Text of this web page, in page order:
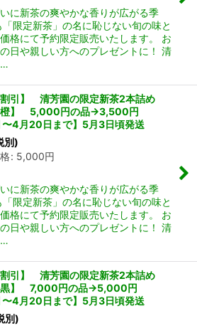
に新茶の爽やかな香りが広がる季
限定新茶」の名に恥じない旬の味と
格にて予約限定販売いたします。 お
日や親しい方へのプレゼントに！ 清
…
割引】 清芳園の限定新茶2本詰め
【橙】 5,000円の品→3,500円
〜4月20日まで】5月3日頃発送
別)
: 5,000円
に新茶の爽やかな香りが広がる季
限定新茶」の名に恥じない旬の味と
格にて予約限定販売いたします。 お
日や親しい方へのプレゼントに！ 清
…
割引】 清芳園の限定新茶2本詰め
【黒】 7,000円の品→5,000円
〜4月20日まで】5月3日頃発送
別)